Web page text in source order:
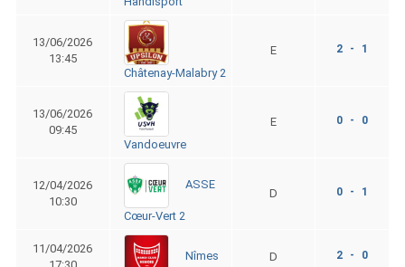
13/06/2026
13:45
Châtenay-Malabry 2
E 2 - 1
13/06/2026
09:45
Vandoeuvre
E 0 - 0
12/04/2026
10:30
ASSE
Cœur-Vert 2
D 0 - 1
11/04/2026
Nîmes D 2 - 0